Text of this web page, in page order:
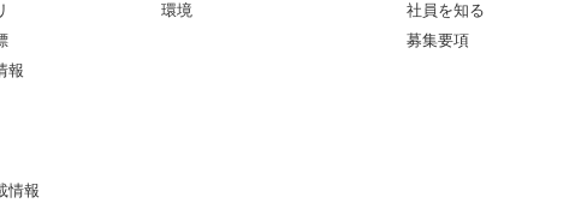
報
情報
環境
社員を知る
募集要項